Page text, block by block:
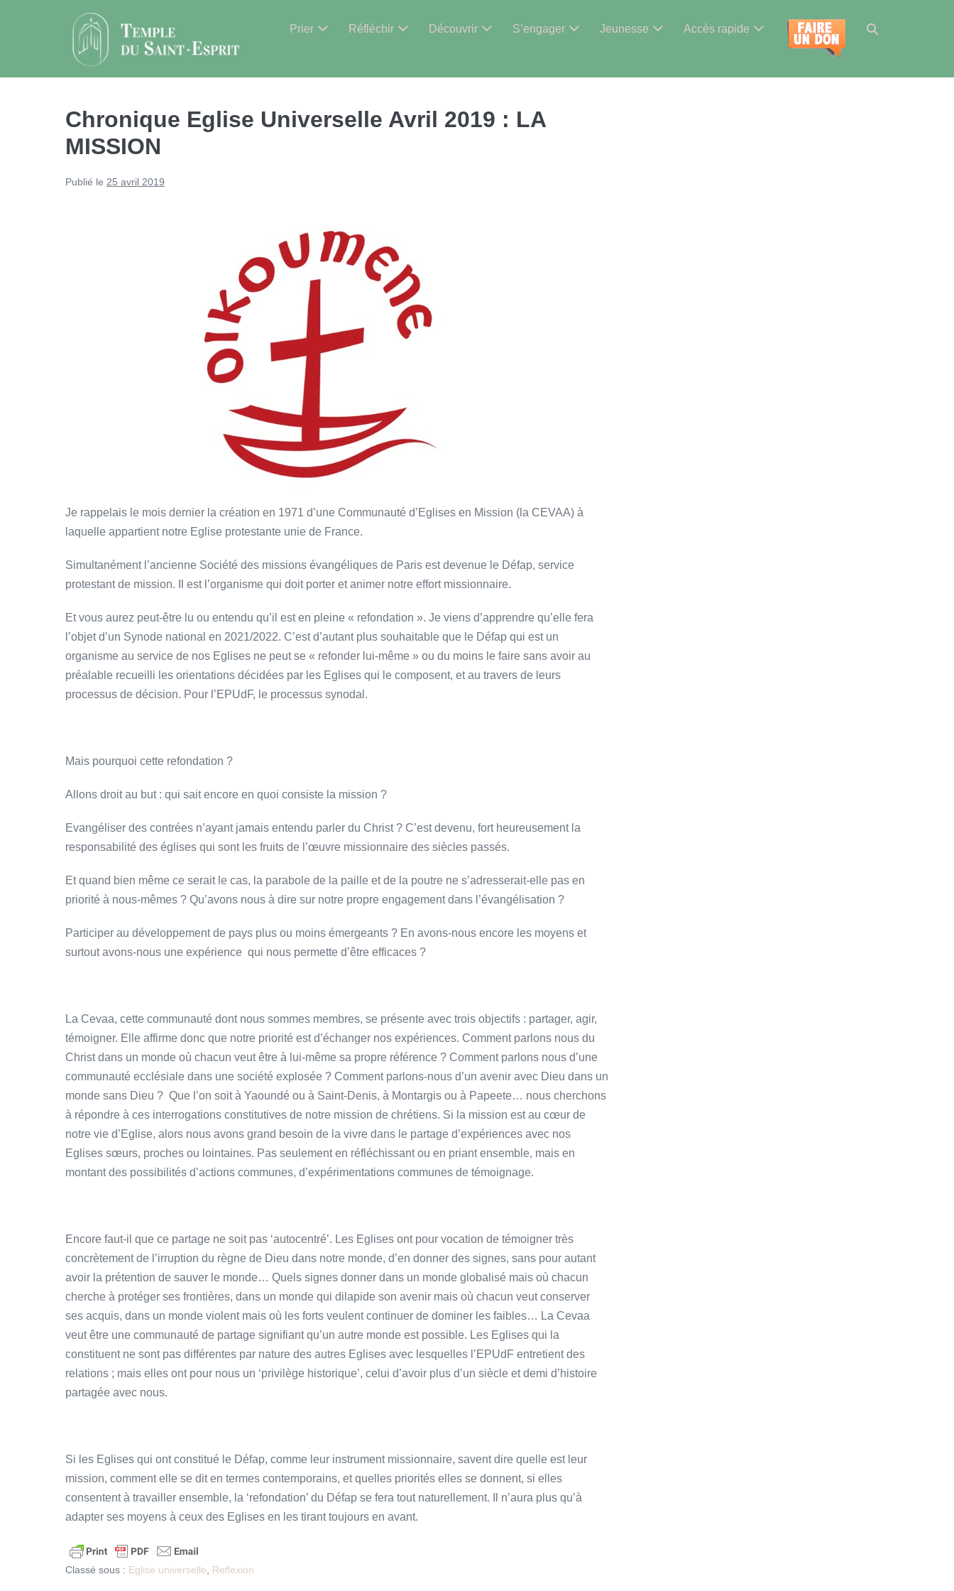
Prier Réfléchir Découvrir S’engager Jeunesse Accès rapide
Basculer
Chronique Eglise Universelle Avril 2019 : LA
MISSION
Publié le 25 avril 2019
Je rappelais le mois dernier la création en 1971 d’une Communauté d’Eglises en Mission (la CEVAA) à
laquelle appartient notre Eglise protestante unie de France.
Simultanément l’ancienne Société des missions évangéliques de Paris est devenue le Défap, service
protestant de mission. Il est l’organisme qui doit porter et animer notre effort missionnaire.
Et vous aurez peut-être lu ou entendu qu’il est en pleine « refondation ». Je viens d’apprendre qu’elle fera
l’objet d’un Synode national en 2021/2022. C’est d’autant plus souhaitable que le Défap qui est un
organisme au service de nos Eglises ne peut se « refonder lui-même » ou du moins le faire sans avoir au
préalable recueilli les orientations décidées par les Eglises qui le composent, et au travers de leurs
processus de décision. Pour l’EPUdF, le processus synodal.
Mais pourquoi cette refondation ?
Allons droit au but : qui sait encore en quoi consiste la mission ?
Evangéliser des contrées n’ayant jamais entendu parler du Christ ? C’est devenu, fort heureusement la
responsabilité des églises qui sont les fruits de l’œuvre missionnaire des siècles passés.
Et quand bien même ce serait le cas, la parabole de la paille et de la poutre ne s’adresserait-elle pas en
priorité à nous-mêmes ? Qu’avons nous à dire sur notre propre engagement dans l’évangélisation ?
Participer au développement de pays plus ou moins émergeants ? En avons-nous encore les moyens et
surtout avons-nous une expérience qui nous permette d’être efficaces ?
La Cevaa, cette communauté dont nous sommes membres, se présente avec trois objectifs : partager, agir,
témoigner. Elle affirme donc que notre priorité est d’échanger nos expériences. Comment parlons nous du
Christ dans un monde où chacun veut être à lui-même sa propre référence ? Comment parlons nous d’une
communauté ecclésiale dans une société explosée ? Comment parlons-nous d’un avenir avec Dieu dans un
monde sans Dieu ? Que l’on soit à Yaoundé ou à Saint-Denis, à Montargis ou à Papeete… nous cherchons
à répondre à ces interrogations constitutives de notre mission de chrétiens. Si la mission est au cœur de
notre vie d’Eglise, alors nous avons grand besoin de la vivre dans le partage d’expériences avec nos
Eglises sœurs, proches ou lointaines. Pas seulement en réfléchissant ou en priant ensemble, mais en
montant des possibilités d’actions communes, d’expérimentations communes de témoignage.
Encore faut-il que ce partage ne soit pas ‘autocentré’. Les Eglises ont pour vocation de témoigner très
concrètement de l’irruption du règne de Dieu dans notre monde, d’en donner des signes, sans pour autant
avoir la prétention de sauver le monde… Quels signes donner dans un monde globalisé mais où chacun
cherche à protéger ses frontières, dans un monde qui dilapide son avenir mais où chacun veut conserver
ses acquis, dans un monde violent mais où les forts veulent continuer de dominer les faibles… La Cevaa
veut être une communauté de partage signifiant qu’un autre monde est possible. Les Eglises qui la
constituent ne sont pas différentes par nature des autres Eglises avec lesquelles l’EPUdF entretient des
relations ; mais elles ont pour nous un ‘privilège historique’, celui d’avoir plus d’un siècle et demi d’histoire
partagée avec nous.
Si les Eglises qui ont constitué le Défap, comme leur instrument missionnaire, savent dire quelle est leur
mission, comment elle se dit en termes contemporains, et quelles priorités elles se donnent, si elles
consentent à travailler ensemble, la ‘refondation’ du Défap se fera tout naturellement. Il n’aura plus qu’à
adapter ses moyens à ceux des Eglises en les tirant toujours en avant.
Classé sous : Eglise universelle, Reflexion